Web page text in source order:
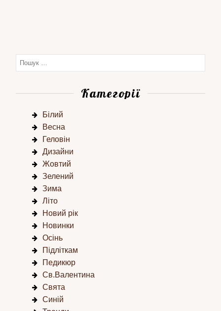
Категорії
Білий
Весна
Геловін
Дизайни
Жовтий
Зелений
Зима
Літо
Новий рік
Новинки
Осінь
Підліткам
Педикюр
Св.Валентина
Свята
Синій